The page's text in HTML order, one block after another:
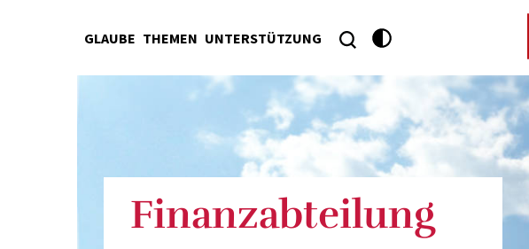
GLAUBE THEMEN UNTERSTÜTZUNG
Finanzabteilung